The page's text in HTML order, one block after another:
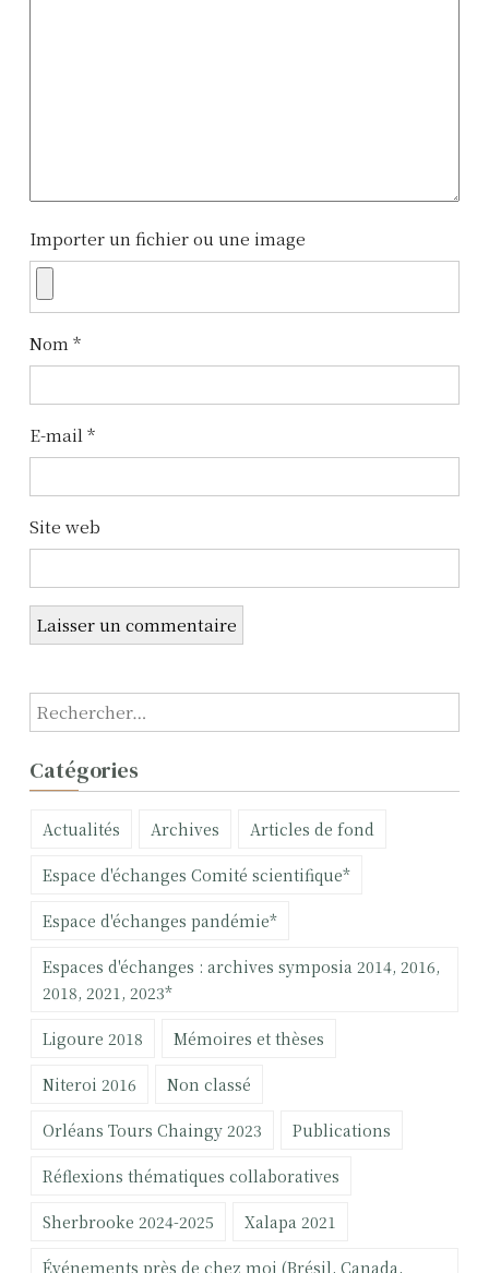
n
d
e
l
a
r
t
i
c
l
Importer un fichier ou une image
Nom *
E-mail *
Site web
R
e
h
Catégories
Actualités Archives Articles de fond
Espace d'échanges Comité scientifique*
Espace d'échanges pandémie*
Espaces d'échanges : archives symposia 2014, 2016,
2018, 2021, 2023*
Ligoure 2018 Mémoires et thèses
Niteroi 2016 Non classé
Orléans Tours Chaingy 2023 Publications
Réflexions thématiques collaboratives
Sherbrooke 2024-2025 Xalapa 2021
Événements près de chez moi (Brésil, Canada,